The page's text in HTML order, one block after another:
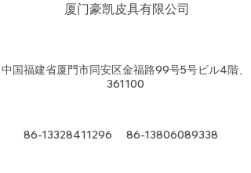
​厦门豪凯皮具有限公司
中国福建省厦門市同安区金福路99号5号ビル4階、
361100
86-13328411296 86-13806089338